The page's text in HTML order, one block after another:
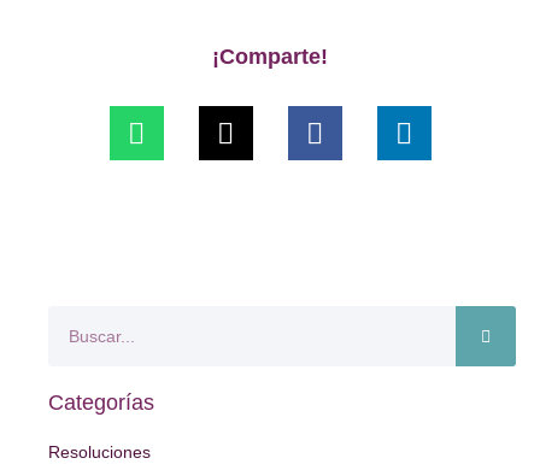
¡Comparte!
Categorías
Resoluciones